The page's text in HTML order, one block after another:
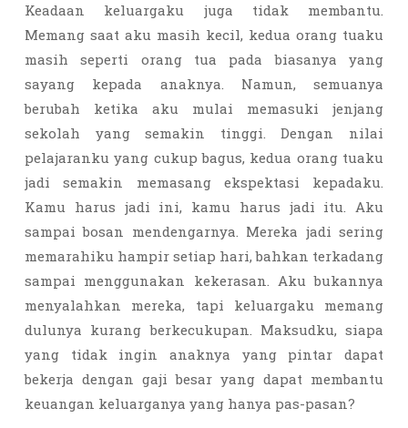
Keadaan keluargaku juga tidak membantu.
Memang saat aku masih kecil, kedua orang tuaku
masih seperti orang tua pada biasanya yang
sayang kepada anaknya. Namun, semuanya
berubah ketika aku mulai memasuki jenjang
sekolah yang semakin tinggi. Dengan nilai
pelajaranku yang cukup bagus, kedua orang tuaku
jadi semakin memasang ekspektasi kepadaku.
Kamu harus jadi ini, kamu harus jadi itu. Aku
sampai bosan mendengarnya. Mereka jadi sering
memarahiku hampir setiap hari, bahkan terkadang
sampai menggunakan kekerasan. Aku bukannya
menyalahkan mereka, tapi keluargaku memang
dulunya kurang berkecukupan. Maksudku, siapa
yang tidak ingin anaknya yang pintar dapat
bekerja dengan gaji besar yang dapat membantu
keuangan keluarganya yang hanya pas-pasan?